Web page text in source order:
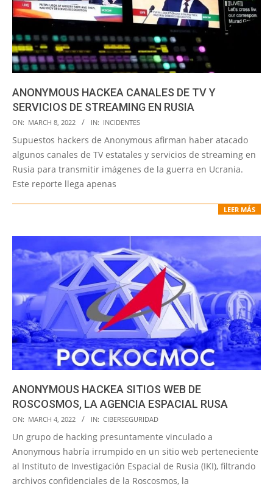
ANONYMOUS HACKEA CANALES DE TV Y
SERVICIOS DE STREAMING EN RUSIA
2022-
03-
08
ON: MARCH 8, 2022 IN: INCIDENTES
Supuestos hackers de Anonymous afirman haber atacado
algunos canales de TV estatales y servicios de streaming en
Rusia para transmitir imágenes de la guerra en Ucrania.
Este reporte llega apenas
LEER MÁS
ANONYMOUS HACKEA SITIOS WEB DE
ROSCOSMOS, LA AGENCIA ESPACIAL RUSA
2022-
03-
04
ON: MARCH 4, 2022 IN: CIBERSEGURIDAD
Un grupo de hacking presuntamente vinculado a
Anonymous habría irrumpido en un sitio web perteneciente
al Instituto de Investigación Espacial de Rusia (IKI), filtrando
archivos confidenciales de la Roscosmos, la